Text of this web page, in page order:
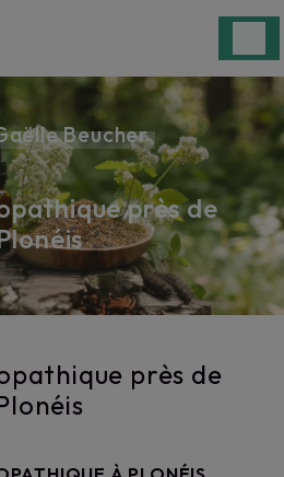
Beucher
près de
près de